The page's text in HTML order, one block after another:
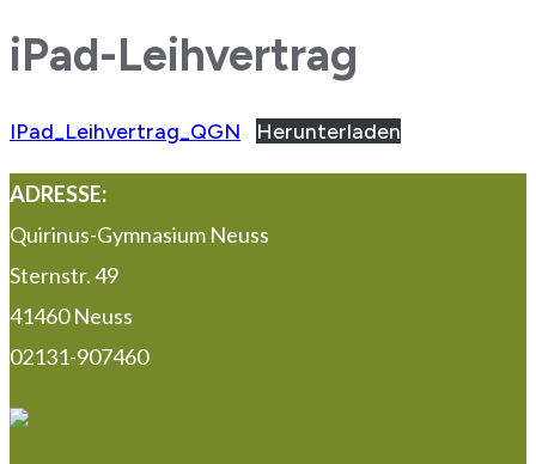
iPad-Leihvertrag
IPad_Leihvertrag_QGN Herunterladen
ADRESSE:
Quirinus-Gymnasium Neuss
Sternstr. 49
41460 Neuss
02131-907460